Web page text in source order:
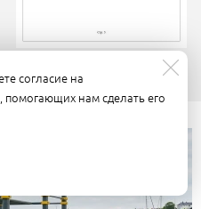
согласие на
нам сделать его